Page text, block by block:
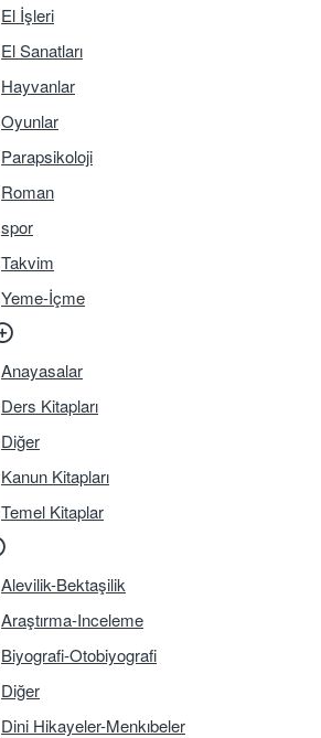
El İşleri
El Sanatları
Hayvanlar
Oyunlar
Parapsikoloji
Roman
spor
Takvim
Yeme-İçme
Anayasalar
Ders Kitapları
Diğer
Kanun Kitapları
Temel Kitaplar
Alevilik-Bektaşilik
Araştırma-Inceleme
Biyografi-Otobiyografi
Diğer
Dini Hikayeler-Menkıbeler